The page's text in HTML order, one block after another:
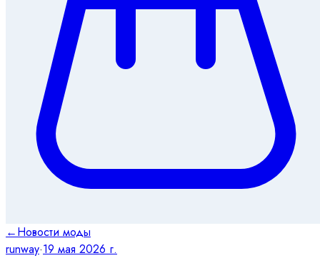
←Новости моды
runway·19 мая 2026 г.